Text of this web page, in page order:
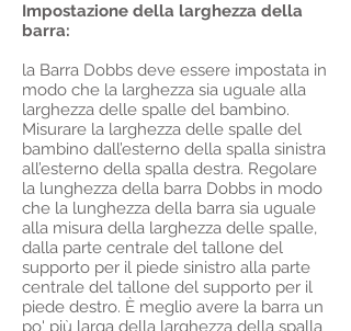
Impostazione della larghezza della
barra:
la Barra Dobbs deve essere impostata in
modo che la larghezza sia uguale alla
larghezza delle spalle del bambino.
Misurare la larghezza delle spalle del
bambino dall’esterno della spalla sinistra
all’esterno della spalla destra. Regolare
la lunghezza della barra Dobbs in modo
che la lunghezza della barra sia uguale
alla misura della larghezza delle spalle,
dalla parte centrale del tallone del
supporto per il piede sinistro alla parte
centrale del tallone del supporto per il
piede destro. È meglio avere la barra un
po' più larga della larghezza della spalla